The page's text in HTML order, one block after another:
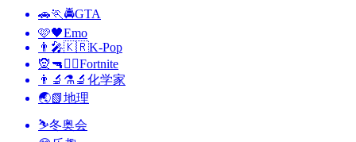
🚗🏃🚔GTA
🩷🖤Emo
👨‍🎤🇰🇷K-Pop
🧝🔫🦹‍♂️Fortnite
👨‍🔬⚗️🔬 化学家
🌏📗地理
⛷冬奥会